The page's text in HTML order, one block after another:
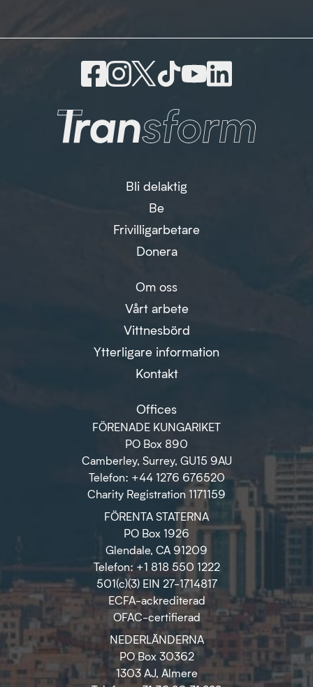
Bli delaktig
Be
Frivilligarbetare
Donera
Om oss
Vårt arbete
Vittnesbörd
Ytterligare information
Kontakt
Offices
FÖRENADE KUNGARIKET
PO Box 890
Camberley, Surrey, GU15 9AU
Telefon: +44 1276 676520
Charity Registration 1171159
FÖRENTA STATERNA
PO Box 1926
Glendale, CA 91209
Telefon: +1 818 550 1222
501(c)(3) EIN 27-1714817
ECFA-ackrediterad
OFAC-certifierad
NEDERLÄNDERNA
PO Box 30362
1303 AJ, Almere